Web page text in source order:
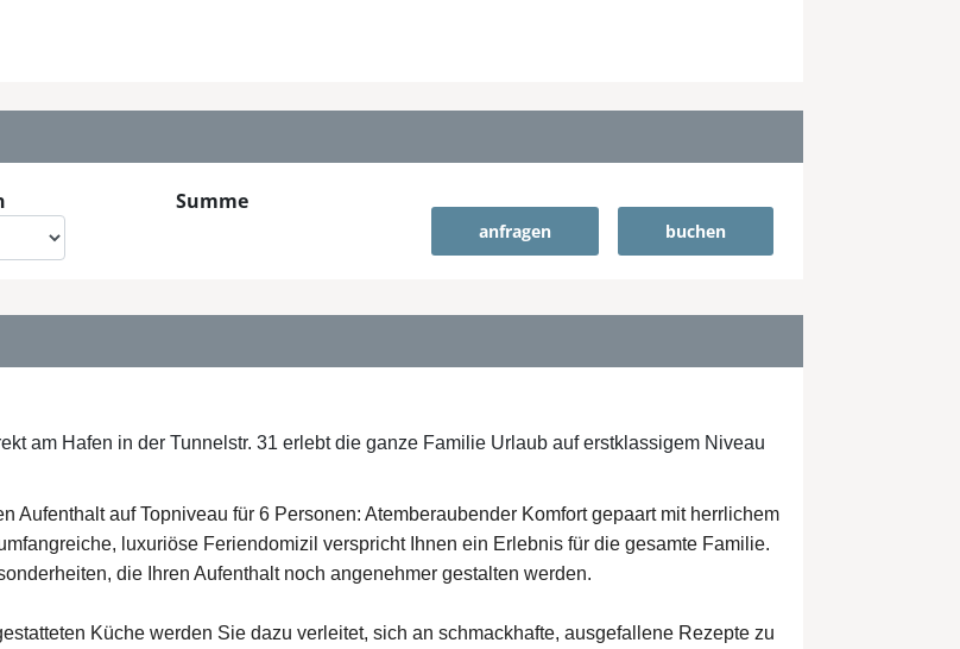
Summe
buchen
anfragen
am Hafen in der Tunnelstr. 31 erlebt die ganze Familie Urlaub auf erstklassigem Niveau
Aufenthalt auf Topniveau für 6 Personen: Atemberaubender Komfort gepaart mit herrlichem
luxuriöse Feriendomizil verspricht Ihnen ein Erlebnis für die gesamte Familie.
die Ihren Aufenthalt noch angenehmer gestalten werden.
Küche werden Sie dazu verleitet, sich an schmackhafte, ausgefallene Rezepte zu